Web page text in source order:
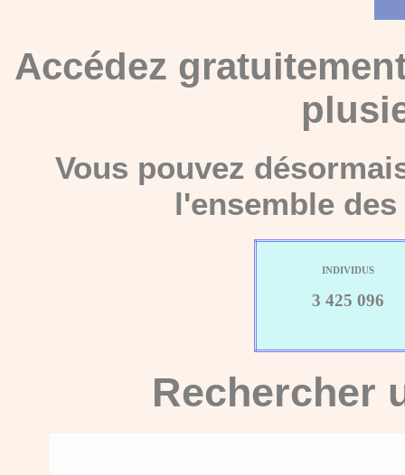
Accédez
Vous pouvez
l'ensemble
INDIVIDUS
3 425 096
Rechercher